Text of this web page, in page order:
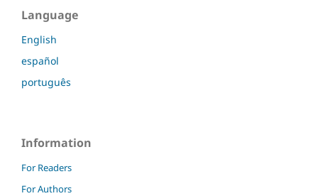
Language
English
español
português
Information
For Readers
For Authors